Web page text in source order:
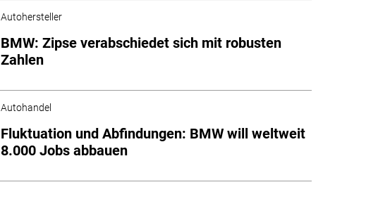
Autohersteller
BMW: Zipse verabschiedet sich mit robusten
Zahlen
Autohandel
Fluktuation und Abfindungen: BMW will weltweit
8.000 Jobs abbauen